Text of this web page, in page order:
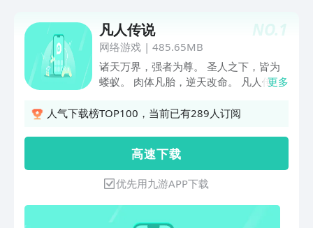
NO.1
凡人传说
网络游戏| 485.65MB
诸天万界，强者为尊。 圣人之下，皆为
蝼蚁。 肉体凡胎，逆天改命。 凡人传
宝无数，寻觅飞升机缘。 仙界，三十三
界，山谷秘境，十五尊魔神之力为我所
用！ 妖界，万妖诸国，皆可收入座下，
龙凤伴我征战诸天！ 极乐界，秘传肉身
神通无数，肉身证道舍我其谁！ 六界之
外，更有九天十地，鸿蒙诸天万界！
更多
人气下载榜TOP100，当前已有289人订阅
高 速 下 载
优先用九游APP下载